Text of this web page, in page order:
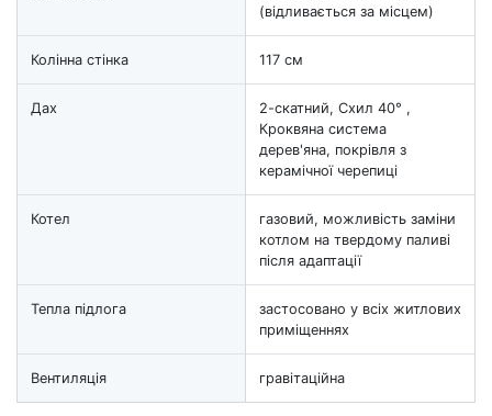
(відливається за місцем)
Колінна стінка 117 см
Дах
2-скатний, Схил 40° ,
Кроквяна система
дерев'яна, покрівля з
керамічної черепиці
Котел
газовий, можливість заміни
котлом на твердому паливі
після адаптації
Тепла підлога
застосовано у всіх житлових
приміщеннях
Вентиляція гравітаційна